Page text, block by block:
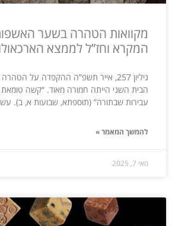
מקוואות הטהרה בשער
המקרא וחז”ל לממצא
גיליון 257, אייר תשפ”ה ההקפדה על
הבית השני הייתה חמורה מאוד. “קשה
עבירות שבתורה” (תוספתא, שבועות א, ב).
להמשך המאמר »
מאי 7, 2025